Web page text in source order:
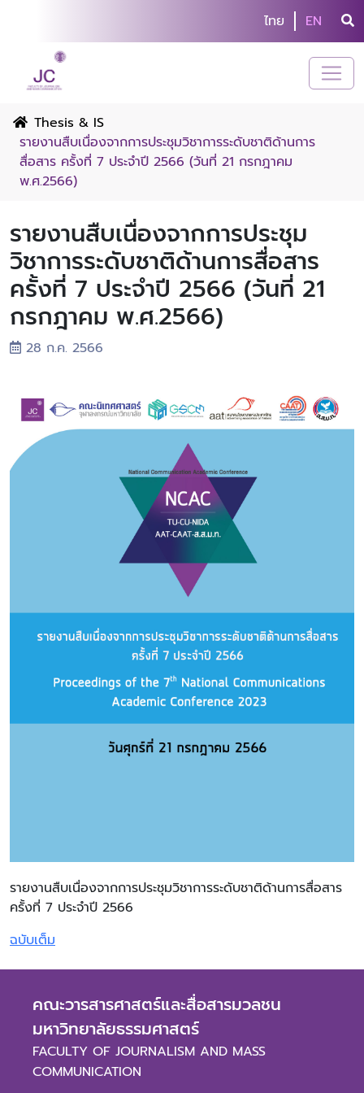
ไทย EN
Thesis & IS
รายงานสืบเนื่องจากการประชุมวิชาการระดับชาติด้านการ
สื่อสาร ครั้งที่ 7 ประจำปี 2566 (วันที่ 21 กรกฎาคม
พ.ศ.2566)
รายงานสืบเนื่องจากการประชุม
วิชาการระดับชาติด้านการสื่อสาร
ครั้งที่ 7 ประจำปี 2566 (วันที่ 21
กรกฎาคม พ.ศ.2566)
28 ก.ค. 2566
รายงานสืบเนื่องจากการประชุมวิชาการระดับชาติด้านการสื่อสาร
ครั้งที่ 7 ประจำปี 2566
ฉบับเต็ม
คณะวารสารศาสตร์และสื่อสารมวลชน
มหาวิทยาลัยธรรมศาสตร์
FACULTY OF JOURNALISM AND MASS
COMMUNICATION